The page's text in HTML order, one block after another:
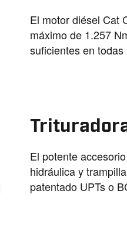
El motor diésel Cat
máximo de 1.257
suficientes en
El potente
hidráulica y
patentado UPTs o